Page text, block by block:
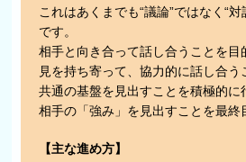
これはあくまでも“議論”ではなく“
です。
相手と向き合って話し合うことを目
見を持ち寄って、協力的に話し合う
共通の基盤を見出すことを積極的に
相手の「強み」を見出すことを最終
【主な進め方】